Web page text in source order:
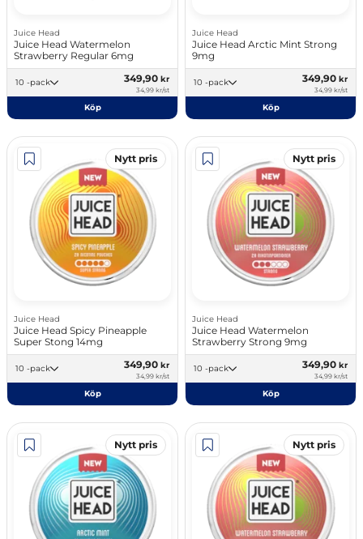
Juice Head
Juice Head Watermelon
Strawberry Regular 6mg
10 -pack 349,90 kr
34,99 kr/st
Köp
Juice Head
Juice Head Arctic Mint Strong
9mg
10 -pack 349,90 kr
34,99 kr/st
Köp
Nytt pris
Juice Head
Juice Head Spicy Pineapple
Super Stong 14mg
10 -pack 349,90 kr
34,99 kr/st
Köp
Nytt pris
Juice Head
Juice Head Watermelon
Strawberry Strong 9mg
10 -pack 349,90 kr
34,99 kr/st
Köp
Nytt pris Nytt pris